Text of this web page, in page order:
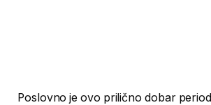
Poslovno je ovo prilično dobar